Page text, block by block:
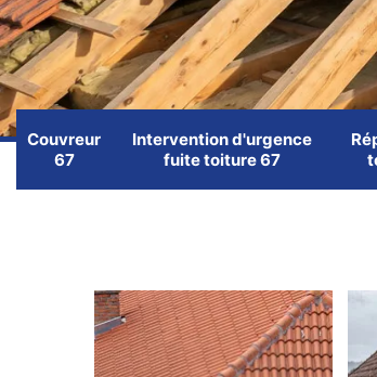
Couvreur
67
Intervention d'urgence
fuite toiture 67